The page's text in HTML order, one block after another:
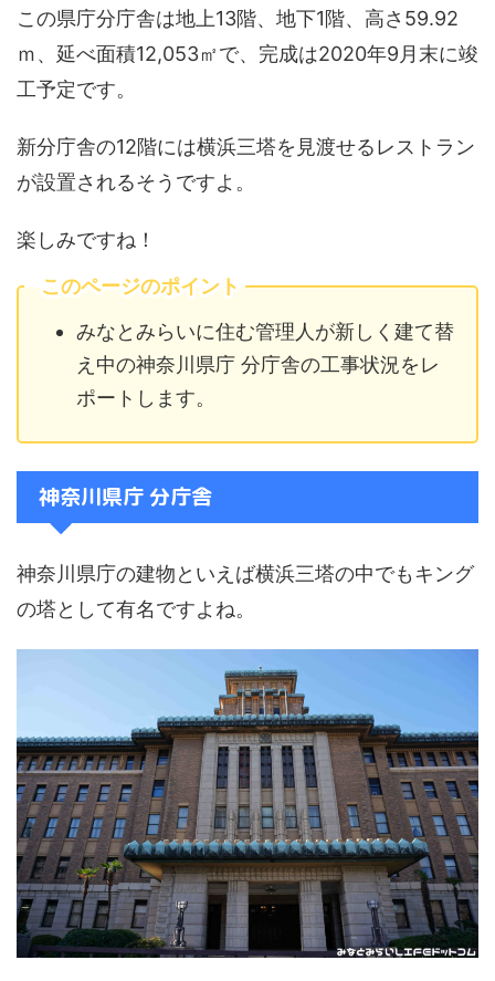
この県庁分庁舎は地上13階、地下1階、高さ59.92
ｍ、延べ面積12,053㎡で、完成は2020年9月末に竣
工予定です。
新分庁舎の12階には横浜三塔を見渡せるレストラン
が設置されるそうですよ。
楽しみですね！
このページのポイント
みなとみらいに住む管理人が新しく建て替
え中の神奈川県庁 分庁舎の工事状況をレ
ポートします。
神奈川県庁 分庁舎
神奈川県庁の建物といえば横浜三塔の中でもキング
の塔として有名ですよね。